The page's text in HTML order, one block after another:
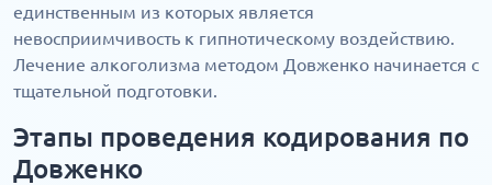
единственным из которых является
невосприимчивость к гипнотическому воздействию.
Лечение алкоголизма методом Довженко начинается с
тщательной подготовки.
Этапы проведения кодирования по
Довженко